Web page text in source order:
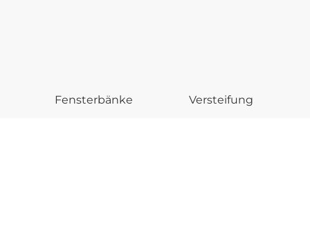
Fensterbänke Versteifung